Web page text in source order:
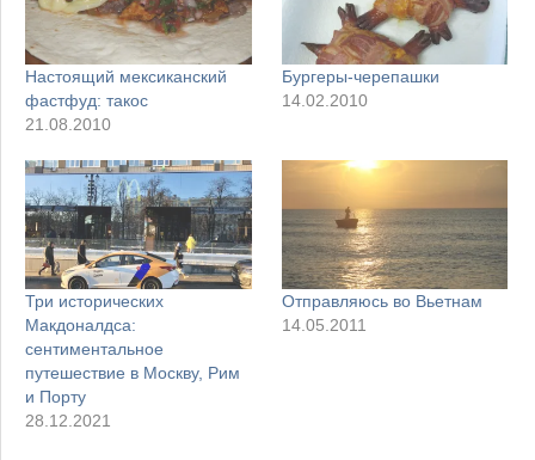
Настоящий мексиканский
фастфуд: такос
21.08.2010
Бургеры-черепашки
14.02.2010
Три исторических
Макдоналдса:
сентиментальное
путешествие в Москву, Рим
и Порту
28.12.2021
Отправляюсь во Вьетнам
14.05.2011